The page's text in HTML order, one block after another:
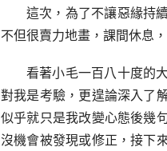
這次，為了不讓惡緣持
不但很賣力地畫，課間休息
看著小毛一百八十度的
對我是考驗，更遑論深入了
似乎就只是我改變心態後幾
沒機會被發現或修正，接下